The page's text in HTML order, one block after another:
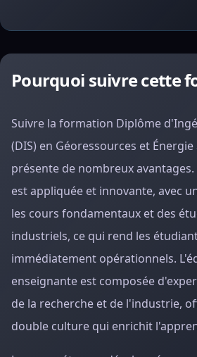
Pourquoi suivre cette
Suivre la formation Diplôme
(DIS) en Géoressources et Énergie
présente de nombreux
est appliquée et innovante, avec
les cours fondamentaux et des
industriels, ce qui rend les
immédiatement opérationnels.
enseignante est composée
de la recherche et de l'industrie,
double culture qui enrichit